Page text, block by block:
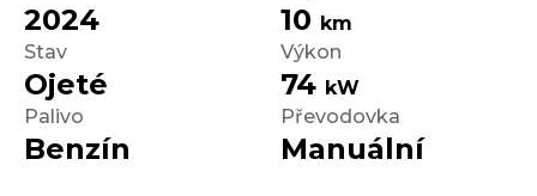
2024 10 km
Stav
Ojeté
Výkon
74 kW
Palivo
Benzín
Převodovka
Manuální